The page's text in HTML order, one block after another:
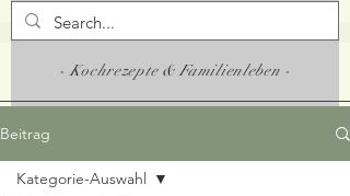
- Kochrezepte & Familienleben -
Beitrag
Kategorie-Auswahl